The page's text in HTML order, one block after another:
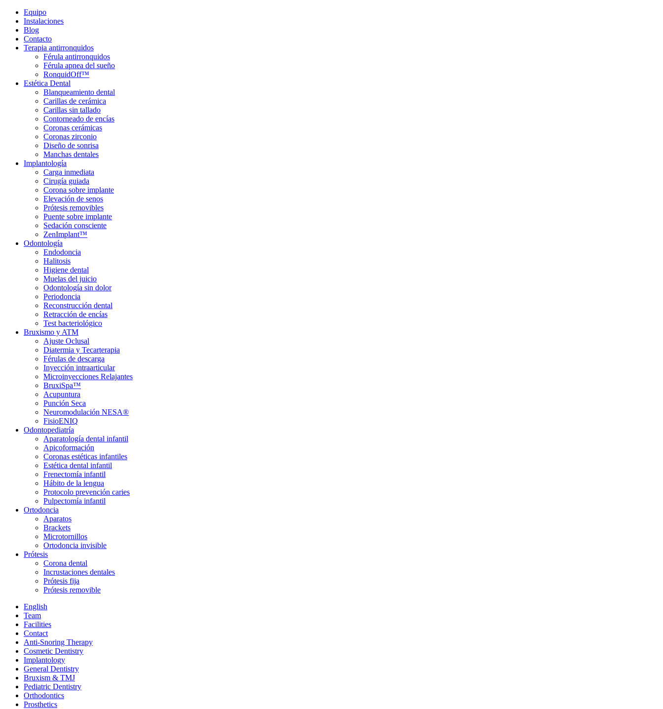
Equipo
Instalaciones
Blog
Contacto
Terapia antirronquidos
Férula antirronquidos
Férula apnea del sueño
RonquidOff™
Estética Dental
Blanqueamiento dental
Carillas de cerámica
Carillas sin tallado
Contorneado de encías
Coronas cerámicas
Coronas zirconio
Diseño de sonrisa
Manchas dentales
Implantología
Carga inmediata
Cirugía guiada
Corona sobre implante
Elevación de senos
Prótesis removibles
Puente sobre implante
Sedación consciente
ZenImplant™
Odontología
Endodoncia
Halitosis
Higiene dental
Muelas del juicio
Odontología sin dolor
Periodoncia
Reconstrucción dental
Retracción de encías
Test bacteriológico
Bruxismo y ATM
Ajuste Oclusal
Diatermia y Tecarterapia
Férulas de descarga
Inyección intraarticular
Microinyecciones Relajantes
BruxiSpa™
Acupuntura
Punción Seca
Neuromodulación NESA®
FisioENIQ
Odontopediatría
Aparatología dental infantil
Apicoformación
Coronas estéticas infantiles
Estética dental infantil
Frenectomía infantil
Hábito de la lengua
Protocolo prevención caries
Pulpectomía infantil
Ortodoncia
Aparatos
Brackets
Microtornillos
Ortodoncia invisible
Prótesis
Corona dental
Incrustaciones dentales
Prótesis fija
Prótesis removible
English
Team
Facilities
Contact
Anti-Snoring Therapy
Cosmetic Dentistry
Implantology
General Dentistry
Bruxism & TMJ
Pediatric Dentistry
Orthodontics
Prosthetics